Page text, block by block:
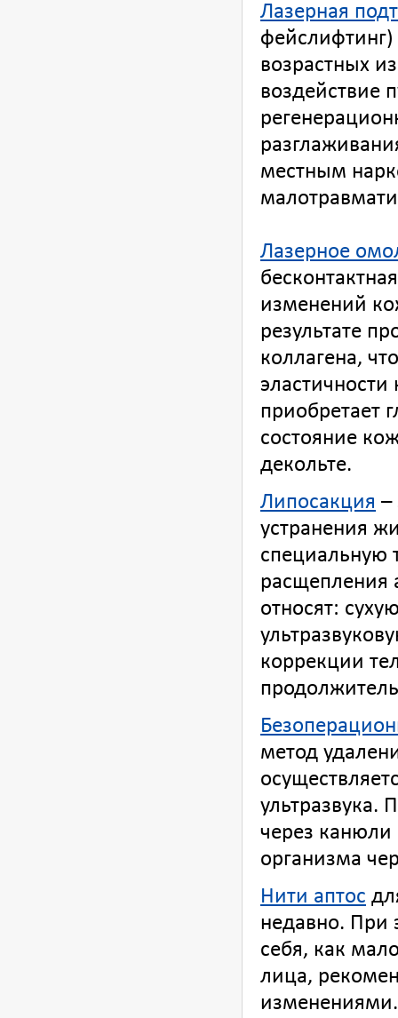
Лазерная
фейслифтинг)
возрастных
воздействие
местным
Лазерное
изменений
результате
коллагена,
приобретает
состояние
декольте.
Липосакция –
устранения
специальную
расщепления
относят:
коррекции
метод
ультразвука.
через канюли
организма
Нити аптос
недавно. При
себя, как
лица,